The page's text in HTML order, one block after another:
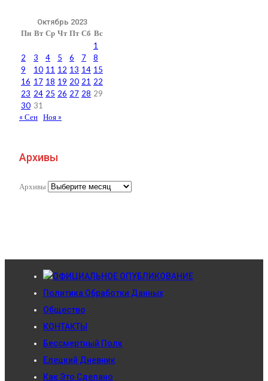
Октябрь 2023
Пн Вт Ср Чт Пт Сб Вс
1
2
3 4 5 6 7
8
9
10 11 12 13 14 15
16 17 18 19 20 21 22
23 24 25 26 27 28 29
30 31
« Сен Ноя »
Архивы
Архивы
ОФИЦИАЛЬНОЕ ОПУБЛИКОВАНИЕ
Политика Обработки Данных
Общество
КОНТАКТЫ
Бессмертный Полк
Елецкий Дневник
Как Это Сделано